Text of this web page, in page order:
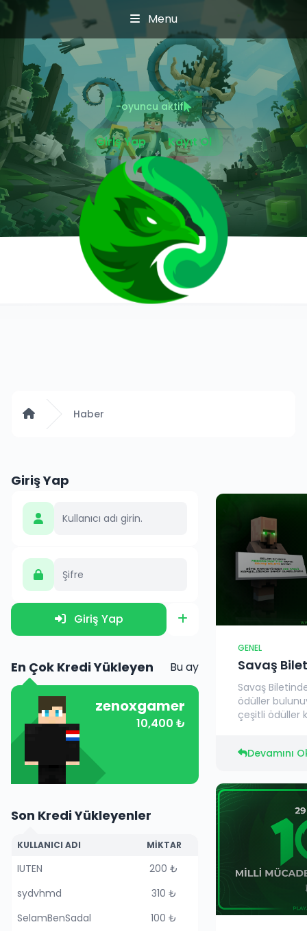
-oyuncu aktif
Giriş Yap Kayıt Ol
Menu
AnasayfaHaber
GENEL
Savaş
Savaş
ödüller
çeşitli ödüller
Devamını
Giriş Yap
Giriş Yap
En Çok Kredi Yükleyen Bu ay
zenoxgamer
10,400 ₺
Son Kredi Yükleyenler
KULLANICI ADI MIKTAR
IUTEN
200 ₺
sydvhmd
310 ₺
SelamBenSadal
100 ₺